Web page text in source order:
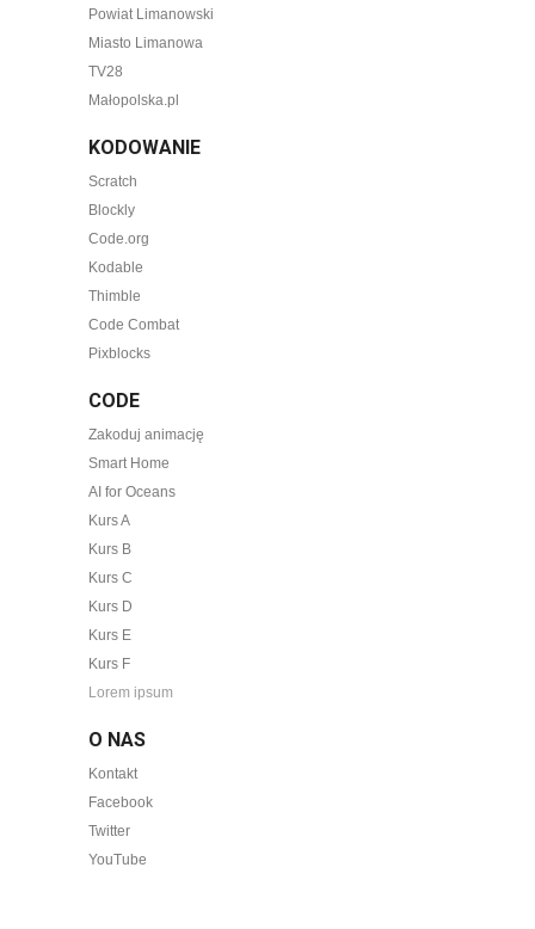
Powiat Limanowski
Miasto Limanowa
TV28
Małopolska.pl
KODOWANIE
Scratch
Blockly
Code.org
Kodable
Thimble
Code Combat
Pixblocks
CODE
Zakoduj animację
Smart Home
AI for Oceans
Kurs A
Kurs B
Kurs C
Kurs D
Kurs E
Kurs F
Lorem ipsum
O NAS
Kontakt
Facebook
Twitter
YouTube